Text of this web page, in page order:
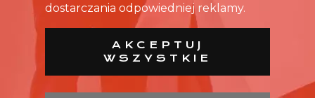
dostarczania odpowiedniej reklamy.
AKCEPTUJ
WSZYSTKIE